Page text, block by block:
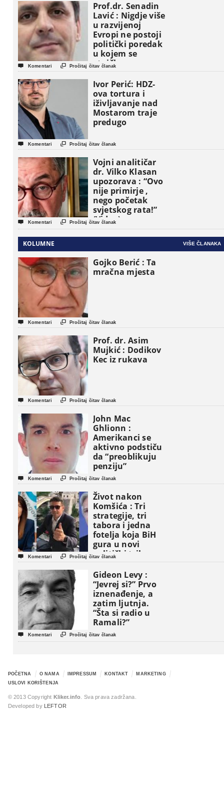
Prof.dr. Senadin
Lavić : Nigdje više
u razvijenoj
Evropi ne postoji
politički poredak
u kojem se
etničke grupe
pojavljuju kao
osnovne
političke jedinice
 Komentari  Pročitaj čitav članak
Ivor Perić: HDZ-
ova tortura i
iživljavanje nad
Mostarom traje
predugo
 Komentari  Pročitaj čitav članak
Vojni analitičar
dr. Vilko Klasan
upozorava : “Ovo
nije primirje ,
nego početak
svjetskog rata!”
(Video)
 Komentari  Pročitaj čitav članak
KOLUMNE VIŠE ČLANAKA
Gojko Berić : Ta
mračna mjesta
 Komentari  Pročitaj čitav članak
Prof. dr. Asim
Mujkić : Dodikov
Kec iz rukava
 Komentari  Pročitaj čitav članak
John Mac
Ghlionn :
Amerikanci se
aktivno podstiču
da “preoblikuju
penziju”
 Komentari  Pročitaj čitav članak
Život nakon
Komšića : Tri
strategije, tri
tabora i jedna
fotelja koja BiH
gura u novi
politički triler
 Komentari  Pročitaj čitav članak
Gideon Levy :
“Jevrej si?” Prvo
iznenađenje, a
zatim ljutnja.
“Šta si radio u
Ramali?”
 Komentari  Pročitaj čitav članak
POČETNA O NAMA IMPRESSUM KONTAKT
MARKETING
USLOVI KORIŠTENJA
© 2013 Copyright Kliker.info . Sva prava zadržana.
Developed by
LEFTOR